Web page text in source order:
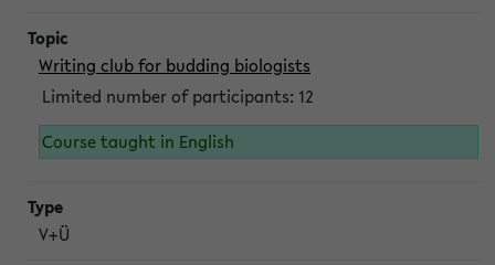
Writing club for budding biologists
Limited number of participants: 12
Course taught in English
V+Ü